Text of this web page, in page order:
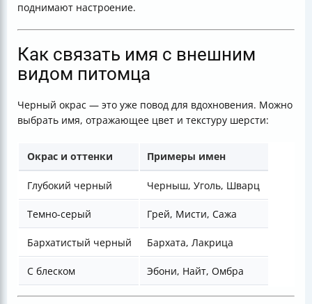
поднимают настроение.
Как связать имя с внешним
видом питомца
Черный окрас — это уже повод для вдохновения. Можно
выбрать имя, отражающее цвет и текстуру шерсти:
Окрас и оттенки Примеры имен
Глубокий черный Черныш, Уголь, Шварц
Темно-серый Грей, Мисти, Сажа
Бархатистый черный Бархата, Лакрица
С блеском Эбони, Найт, Омбра